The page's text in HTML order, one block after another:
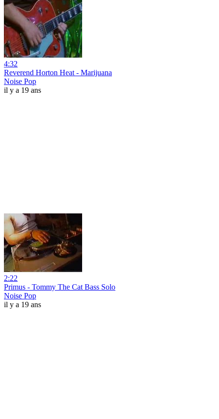
4:32
Reverend Horton Heat - Marijuana
Noise Pop
il y a 19 ans
2:22
Primus - Tommy The Cat Bass Solo
Noise Pop
il y a 19 ans